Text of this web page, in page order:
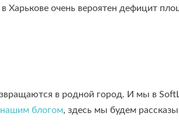
в Харькове очень вероятен дефицит
в родной город. И мы в
нашим блогом, здесь мы будем